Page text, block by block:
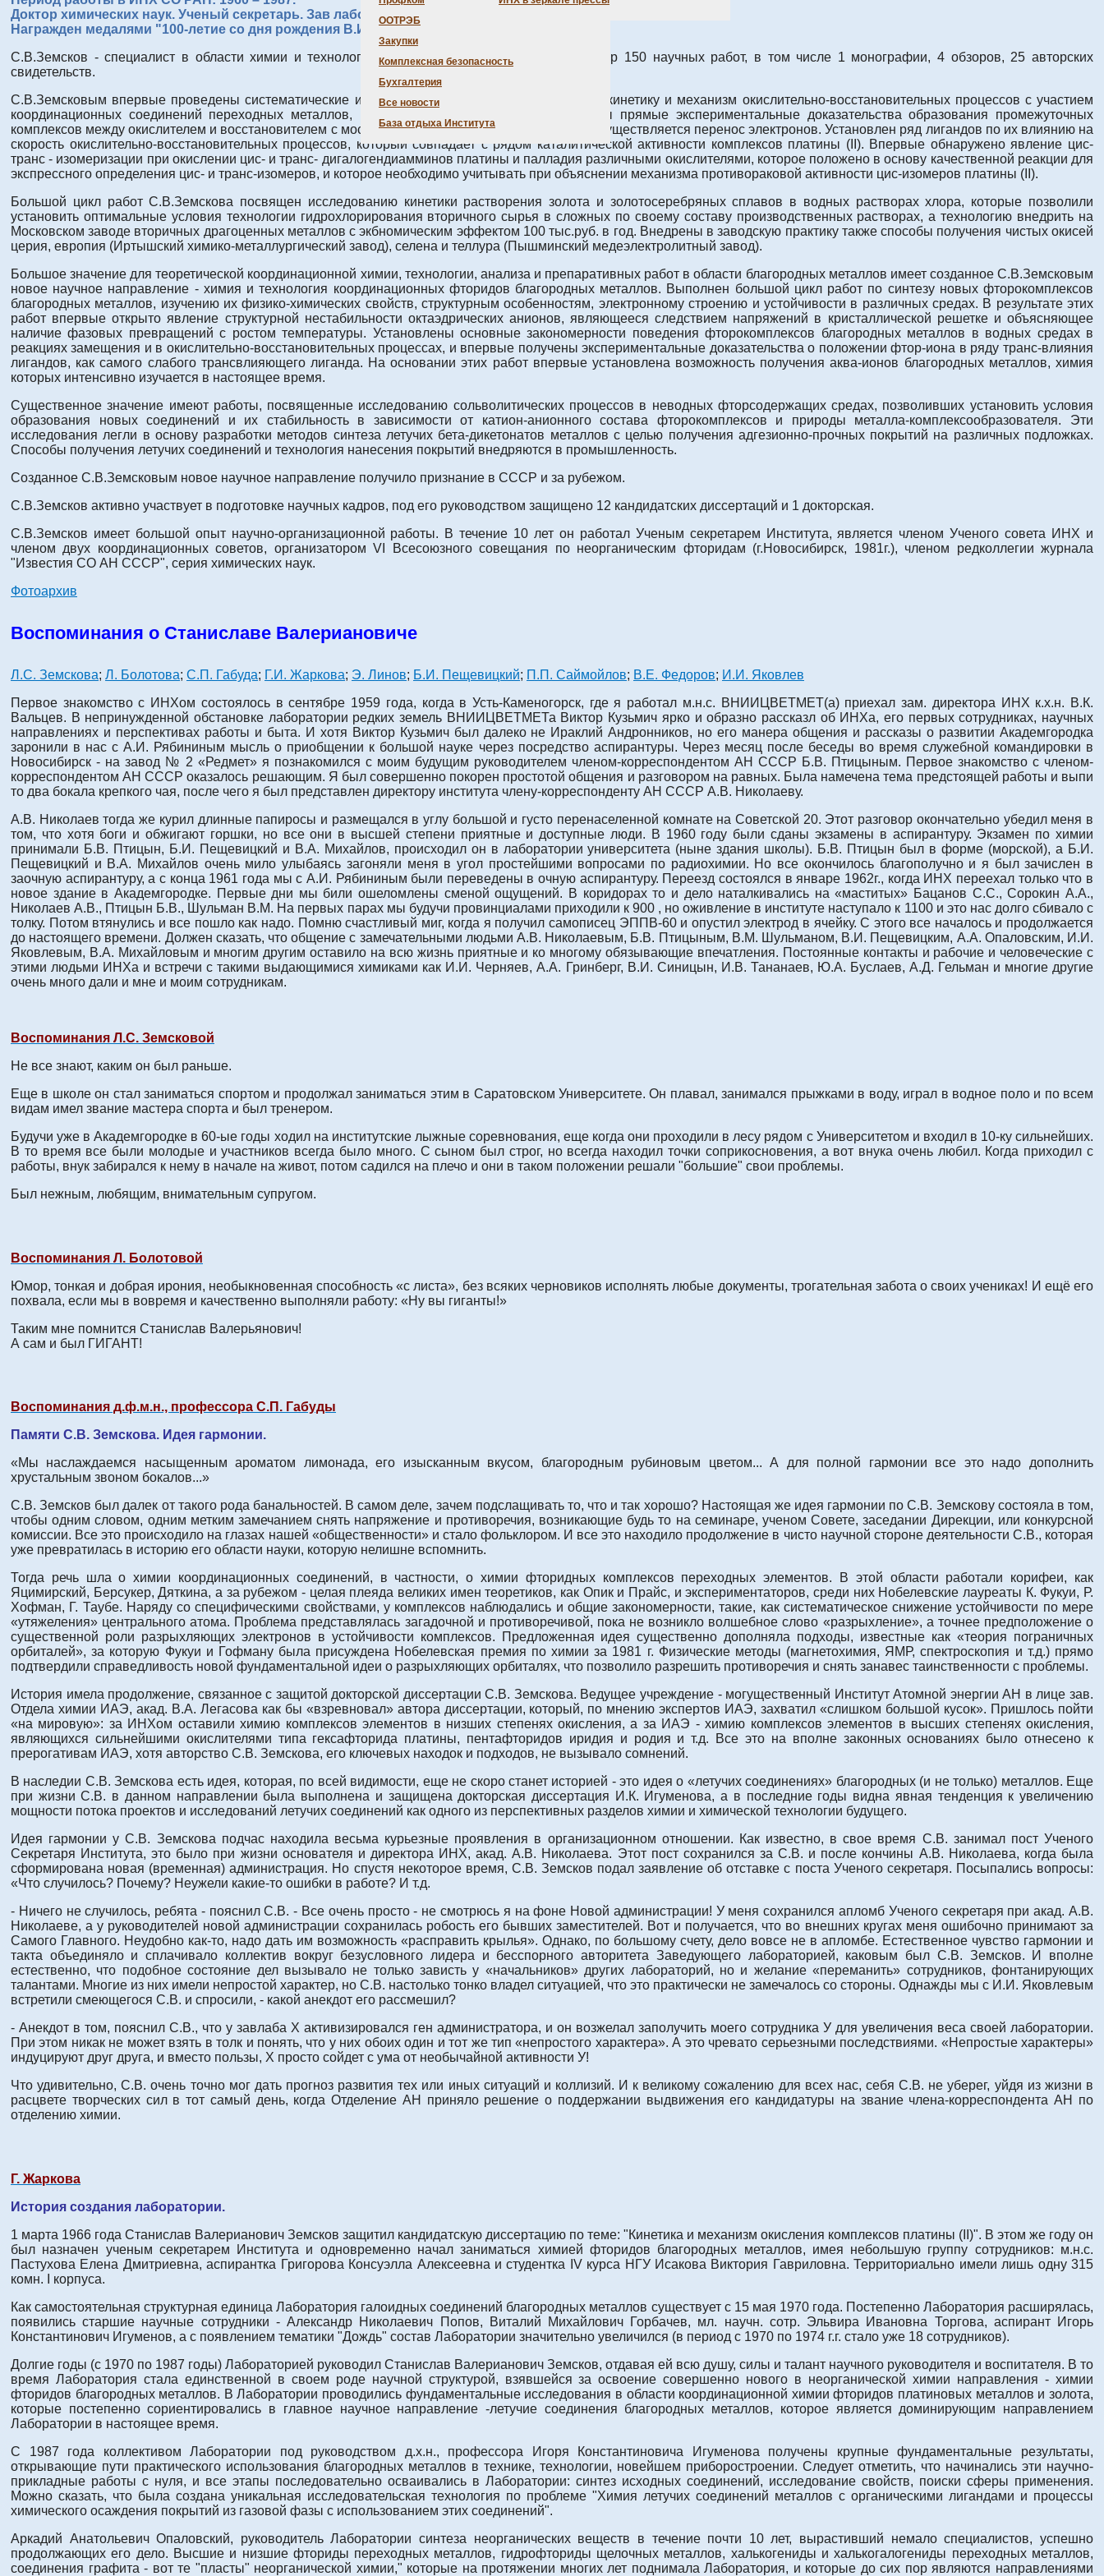
ООТРЭБ
Закупки
Комплексная безопасность
Бухгалтерия
Все новости
База отдыха Института
Доктор химических наук. Ученый секретарь. Зав лабораторией.
Награжден медалями "100-летие со дня рождения В.И.Ленина" и "За трудовую доблесть".
С.В.Земсков - специалист в области химии и технологии координационных соединений, автор 150 научных работ, в том числе 1 монографии, 4 обзоров, 25 авторских
свидетельств.
С.В.Земсковым впервые проведены систематические исследования по влиянию лигандов на кинетику и механизм окислительно-восстановительных процессов с участием
координационных соединений переходных металлов, в том числе и благородных. Получены прямые экспериментальные доказательства образования промежуточных
комплексов между окислителем и восстановителем с мостиковыми лигандами, через которые осуществляется перенос электронов. Установлен ряд лигандов по их влиянию на
скорость окислительно-восстановительных процессов, который совпадает с рядом каталитической активности комплексов платины (II). Впервые обнаружено явление цис-
транс - изомеризации при окислении цис- и транс- дигалогендиамминов платины и палладия различными окислителями, которое положено в основу качественной реакции для
экспрессного определения цис- и транс-изомеров, и которое необходимо учитывать при объяснении механизма противораковой активности цис-изомеров платины (II).
Большой цикл работ С.В.Земскова посвящен исследованию кинетики растворения золота и золотосеребряных сплавов в водных растворах хлора, которые позволили
установить оптимальные условия технологии гидрохлорирования вторичного сырья в сложных по своему составу производственных растворах, а технологию внедрить на
Московском заводе вторичных драгоценных металлов с экбномическим эффектом 100 тыс.руб. в год. Внедрены в заводскую практику также способы получения чистых окисей
церия, европия (Иртышский химико-металлургический завод), селена и теллура (Пышминский медеэлектролитный завод).
Большое значение для теоретической координационной химии, технологии, анализа и препаративных работ в области благородных металлов имеет созданное С.В.Земсковым
новое научное направление - химия и технология координационных фторидов благородных металлов. Выполнен большой цикл работ по синтезу новых фторокомплексов
благородных металлов, изучению их физико-химических свойств, структурным особенностям, электронному строению и устойчивости в различных средах. В результате этих
работ впервые открыто явление структурной нестабильности октаэдрических анионов, являющееся следствием напряжений в кристаллической решетке и объясняющее
наличие фазовых превращений с ростом температуры. Установлены основные закономерности поведения фторокомплексов благородных металлов в водных средах в
реакциях замещения и в окислительно-восстановительных процессах, и впервые получены экспериментальные доказательства о положении фтор-иона в ряду транс-влияния
лигандов, как самого слабого трансвлияющего лиганда. На основании этих работ впервые установлена возможность получения аква-ионов благородных металлов, химия
которых интенсивно изучается в настоящее время.
Существенное значение имеют работы, посвященные исследованию сольволитических процессов в неводных фторсодержащих средах, позволивших установить условия
образования новых соединений и их стабильность в зависимости от катион-анионного состава фторокомплексов и природы металла-комплексообразователя. Эти
исследования легли в основу разработки методов синтеза летучих бета-дикетонатов металлов с целью получения адгезионно-прочных покрытий на различных подложках.
Способы получения летучих соединений и технология нанесения покрытий внедряются в промышленность.
Созданное С.В.Земсковым новое научное направление получило признание в СССР и за рубежом.
С.В.Земсков активно участвует в подготовке научных кадров, под его руководством защищено 12 кандидатских диссертаций и 1 докторская.
С.В.Земсков имеет большой опыт научно-организационной работы. В течение 10 лет он работал Ученым секретарем Института, является членом Ученого совета ИНХ и
членом двух координационных советов, организатором VI Всесоюзного совещания по неорганическим фторидам (г.Новосибирск, 1981г.), членом редколлегии журнала
"Известия СО АН СССР", серия химических наук.
Фотоархив
Воспоминания о Станиславе Валериановиче
Л.С. Земскова; Л. Болотова; С.П. Габуда; Г.И. Жаркова; Э. Линов; Б.И. Пещевицкий; П.П. Саймойлов; В.Е. Федоров; И.И. Яковлев
Первое знакомство с ИНХом состоялось в сентябре 1959 года, когда в Усть-Каменогорск, где я работал м.н.с. ВНИИЦВЕТМЕТ(а) приехал зам. директора ИНХ к.х.н. В.К.
Вальцев. В непринужденной обстановке лаборатории редких земель ВНИИЦВЕТМЕТа Виктор Кузьмич ярко и образно рассказл об ИНХа, его первых сотрудниках, научных
направлениях и перспективах работы и быта. И хотя Виктор Кузьмич был далеко не Ираклий Андронников, но его манера общения и рассказы о развитии Академгородка
заронили в нас с А.И. Рябининым мысль о приобщении к большой науке через посредство аспирантуры. Через месяц после беседы во время служебной командировки в
Новосибирск - на завод № 2 «Редмет» я познакомился с моим будущим руководителем членом-корреспондентом АН СССР Б.В. Птицыным. Первое знакомство с членом-
корреспондентом АН СССР оказалось решающим. Я был совершенно покорен простотой общения и разговором на равных. Была намечена тема предстоящей работы и выпи
то два бокала крепкого чая, после чего я был представлен директору института члену-корреспонденту АН СССР А.В. Николаеву.
А.В. Николаев тогда же курил длинные папиросы и размещался в углу большой и густо перенаселенной комнате на Советской 20. Этот разговор окончательно убедил меня в
том, что хотя боги и обжигают горшки, но все они в высшей степени приятные и доступные люди. В 1960 году были сданы экзамены в аспирантуру. Экзамен по химии
принимали Б.В. Птицын, Б.И. Пещевицкий и В.А. Михайлов, происходил он в лаборатории университета (ныне здания школы). Б.В. Птицын был в форме (морской), а Б.И.
Пещевицкий и В.А. Михайлов очень мило улыбаясь загоняли меня в угол простейшими вопросами по радиохимии. Но все окончилось благополучно и я был зачислен в
заочную аспирантуру, а с конца 1961 года мы с А.И. Рябининым были переведены в очную аспирантуру. Переезд состоялся в январе 1962г., когда ИНХ переехал только что в
новое здание в Академгородке. Первые дни мы били ошеломлены сменой ощущений. В коридорах то и дело наталкивались на «маститых» Бацанов С.С., Сорокин А.А.,
Николаев А.В., Птицын Б.В., Шульман В.М. На первых парах мы будучи провинциалами приходили к 900 , но оживление в институте наступало к 1100 и это нас долго сбивало с
толку. Потом втянулись и все пошло как надо. Помню счастливый миг, когда я получил самописец ЭППВ-60 и опустил электрод в ячейку. С этого все началось и продолжается
до настоящего времени. Должен сказать, что общение с замечательными людьми А.В. Николаевым, Б.В. Птицыным, В.М. Шульманом, В.И. Пещевицким, А.А. Опаловским, И.И.
Яковлевым, В.А. Михайловым и многим другим оставило на всю жизнь приятные и ко многому обязывающие впечатления. Постоянные контакты и рабочие и человеческие с
этими людьми ИНХа и встречи с такими выдающимися химиками как И.И. Черняев, А.А. Гринберг, В.И. Синицын, И.В. Тананаев, Ю.А. Буслаев, А.Д. Гельман и многие другие
очень много дали и мне и моим сотрудникам.
Воспоминания Л.С. Земсковой
Не все знают, каким он был раньше.
Еще в школе он стал заниматься спортом и продолжал заниматься этим в Саратовском Университете. Он плавал, занимался прыжками в воду, играл в водное поло и по всем
видам имел звание мастера спорта и был тренером.
Будучи уже в Академгородке в 60-ые годы ходил на институтские лыжные соревнования, еще когда они проходили в лесу рядом с Университетом и входил в 10-ку сильнейших.
В то время все были молодые и участников всегда было много. С сыном был строг, но всегда находил точки соприкосновения, а вот внука очень любил. Когда приходил с
работы, внук забирался к нему в начале на живот, потом садился на плечо и они в таком положении решали "большие" свои проблемы.
Был нежным, любящим, внимательным супругом.
Воспоминания Л. Болотовой
Юмор, тонкая и добрая ирония, необыкновенная способность «с листа», без всяких черновиков исполнять любые документы, трогательная забота о своих учениках! И ещё его
похвала, если мы в вовремя и качественно выполняли работу: «Ну вы гиганты!»
Таким мне помнится Станислав Валерьянович!
А сам и был ГИГАНТ!
Воспоминания д.ф.м.н., профессора С.П. Габуды
Памяти С.В. Земскова. Идея гармонии.
«Мы наслаждаемся насыщенным ароматом лимонада, его изысканным вкусом, благородным рубиновым цветом... А для полной гармонии все это надо дополнить
хрустальным звоном бокалов...»
С.В. Земсков был далек от такого рода банальностей. В самом деле, зачем подслащивать то, что и так хорошо? Настоящая же идея гармонии по С.В. Земскову состояла в том,
чтобы одним словом, одним метким замечанием снять напряжение и противоречия, возникающие будь то на семинаре, ученом Совете, заседании Дирекции, или конкурсной
комиссии. Все это происходило на глазах нашей «общественности» и стало фольклором. И все это находило продолжение в чисто научной стороне деятельности С.В., которая
уже превратилась в историю его области науки, которую нелишне вспомнить.
Тогда речь шла о химии координационных соединений, в частности, о химии фторидных комплексов переходных элементов. В этой области работали корифеи, как
Яцимирский, Берсукер, Дяткина, а за рубежом - целая плеяда великих имен теоретиков, как Опик и Прайс, и экспериментаторов, среди них Нобелевские лауреаты К. Фукуи, Р.
Хофман, Г. Таубе. Наряду со специфическими свойствами, у комплексов наблюдались и общие закономерности, такие, как систематическое снижение устойчивости по мере
«утяжеления» центрального атома. Проблема представлялась загадочной и противоречивой, пока не возникло волшебное слово «разрыхление», а точнее предположение о
существенной роли разрыхляющих электронов в устойчивости комплексов. Предложенная идея существенно дополняла подходы, известные как «теория пограничных
орбиталей», за которую Фукуи и Гофману была присуждена Нобелевская премия по химии за 1981 г. Физические методы (магнетохимия, ЯМР, спектроскопия и т.д.) прямо
подтвердили справедливость новой фундаментальной идеи о разрыхляющих орбиталях, что позволило разрешить противоречия и снять занавес таинственности с проблемы.
История имела продолжение, связанное с защитой докторской диссертации С.В. Земскова. Ведущее учреждение - могущественный Институт Атомной энергии АН в лице зав.
Отдела химии ИАЭ, акад. В.А. Легасова как бы «взревновал» автора диссертации, который, по мнению экспертов ИАЭ, захватил «слишком большой кусок». Пришлось пойти
«на мировую»: за ИНХом оставили химию комплексов элементов в низших степенях окисления, а за ИАЭ - химию комплексов элементов в высших степенях окисления,
являющихся сильнейшими окислителями типа гексафторида платины, пентафторидов иридия и родия и т.д. Все это на вполне законных основаниях было отнесено к
прерогативам ИАЭ, хотя авторство С.В. Земскова, его ключевых находок и подходов, не вызывало сомнений.
В наследии С.В. Земскова есть идея, которая, по всей видимости, еще не скоро станет историей - это идея о «летучих соединениях» благородных (и не только) металлов. Еще
при жизни С.В. в данном направлении была выполнена и защищена докторская диссертация И.К. Игуменова, а в последние годы видна явная тенденция к увеличению
мощности потока проектов и исследований летучих соединений как одного из перспективных разделов химии и химической технологии будущего.
Идея гармонии у С.В. Земскова подчас находила весьма курьезные проявления в организационном отношении. Как известно, в свое время С.В. занимал пост Ученого
Секретаря Института, это было при жизни основателя и директора ИНХ, акад. А.В. Николаева. Этот пост сохранился за С.В. и после кончины А.В. Николаева, когда была
сформирована новая (временная) администрация. Но спустя некоторое время, С.В. Земсков подал заявление об отставке с поста Ученого секретаря. Посыпались вопросы:
«Что случилось? Почему? Неужели какие-то ошибки в работе? И т.д.
- Ничего не случилось, ребята - пояснил С.В. - Все очень просто - не смотрюсь я на фоне Новой администрации! У меня сохранился апломб Ученого секретаря при акад. А.В.
Николаеве, а у руководителей новой администрации сохранилась робость его бывших заместителей. Вот и получается, что во внешних кругах меня ошибочно принимают за
Самого Главного. Неудобно как-то, надо дать им возможность «расправить крылья». Однако, по большому счету, дело вовсе не в апломбе. Естественное чувство гармонии и
такта объединяло и сплачивало коллектив вокруг безусловного лидера и бесспорного авторитета Заведующего лабораторией, каковым был С.В. Земсков. И вполне
естественно, что подобное состояние дел вызывало не только зависть у «начальников» других лабораторий, но и желание «переманить» сотрудников, фонтанирующих
талантами. Многие из них имели непростой характер, но С.В. настолько тонко владел ситуацией, что это практически не замечалось со стороны. Однажды мы с И.И. Яковлевым
встретили смеющегося С.В. и спросили, - какой анекдот его рассмешил?
- Анекдот в том, пояснил С.В., что у завлаба X активизировался ген администратора, и он возжелал заполучить моего сотрудника У для увеличения веса своей лаборатории.
При этом никак не может взять в толк и понять, что у них обоих один и тот же тип «непростого характера». А это чревато серьезными последствиями. «Непростые характеры»
индуцируют друг друга, и вместо пользы, X просто сойдет с ума от необычайной активности У!
Что удивительно, С.В. очень точно мог дать прогноз развития тех или иных ситуаций и коллизий. И к великому сожалению для всех нас, себя С.В. не уберег, уйдя из жизни в
расцвете творческих сил в тот самый день, когда Отделение АН приняло решение о поддержании выдвижения его кандидатуры на звание члена-корреспондента АН по
отделению химии.
Г. Жаркова
История создания лаборатории.
1 марта 1966 года Станислав Валерианович Земсков защитил кандидатскую диссертацию по теме: "Кинетика и механизм окисления комплексов платины (II)". В этом же году он
был назначен ученым секретарем Института и одновременно начал заниматься химией фторидов благородных металлов, имея небольшую группу сотрудников: м.н.с.
Пастухова Елена Дмитриевна, аспирантка Григорова Консуэлла Алексеевна и студентка IV курса НГУ Исакова Виктория Гавриловна. Территориально имели лишь одну 315
комн. I корпуса.
Как самостоятельная структурная единица Лаборатория галоидных соединений благородных металлов существует с 15 мая 1970 года. Постепенно Лаборатория расширялась,
появились старшие научные сотрудники - Александр Николаевич Попов, Виталий Михайлович Горбачев, мл. научн. сотр. Эльвира Ивановна Торгова, аспирант Игорь
Константинович Игуменов, а с появлением тематики "Дождь" состав Лаборатории значительно увеличился (в период с 1970 по 1974 г.г. стало уже 18 сотрудников).
Долгие годы (с 1970 по 1987 годы) Лабораторией руководил Станислав Валерианович Земсков, отдавая ей всю душу, силы и талант научного руководителя и воспитателя. В то
время Лаборатория стала единственной в своем роде научной структурой, взявшейся за освоение совершенно нового в неорганической химии направления - химии
фторидов благородных металлов. В Лаборатории проводились фундаментальные исследования в области координационной химии фторидов платиновых металлов и золота,
которые постепенно сориентировались в главное научное направление -летучие соединения благородных металлов, которое является доминирующим направлением
Лаборатории в настоящее время.
С 1987 года коллективом Лаборатории под руководством д.х.н., профессора Игоря Константиновича Игуменова получены крупные фундаментальные результаты,
открывающие пути практического использования благородных металлов в технике, технологии, новейшем приборостроении. Следует отметить, что начинались эти научно-
прикладные работы с нуля, и все этапы последовательно осваивались в Лаборатории: синтез исходных соединений, исследование свойств, поиски сферы применения.
Можно сказать, что была создана уникальная исследовательская технология по проблеме "Химия летучих соединений металлов с органическими лигандами и процессы
химического осаждения покрытий из газовой фазы с использованием этих соединений".
Аркадий Анатольевич Опаловский, руководитель Лаборатории синтеза неорганических веществ в течение почти 10 лет, вырастивший немало специалистов, успешно
продолжающих его дело. Высшие и низшие фториды переходных металлов, гидрофториды щелочных металлов, халькогениды и халькогалогениды переходных металлов,
соединения графита - вот те "пласты" неорганической химии," которые на протяжении многих лет поднимала Лаборатория, и которые до сих пор являются направлениями